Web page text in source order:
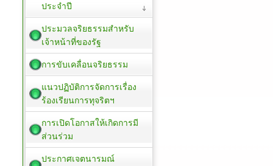
ประจำปี
ประมวลจริยธรรมสำหรับ
เจ้าหน้าที่ของรัฐ
การขับเคลื่อนจริยธรรม
แนวปฏิบัติการจัดการเรื่อง
ร้องเรียนการทุจริตฯ
การเปิดโอกาสให้เกิดการมี
ส่วนร่วม
ประกาศเจตนารมณ์